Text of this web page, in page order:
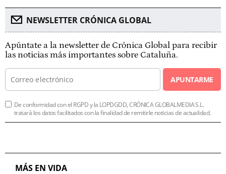
NEWSLETTER CRÓNICA GLOBAL
Apúntate a la newsletter de Crónica Global para recibir
las noticias más importantes sobre Cataluña.
APUNTARME
De conformidad con el RGPD y la LOPDGDD, CRÓNICA GLOBALMEDIA S.L.
tratará los datos facilitados con la finalidad de remitirle noticias de actualidad.
MÁS EN VIDA